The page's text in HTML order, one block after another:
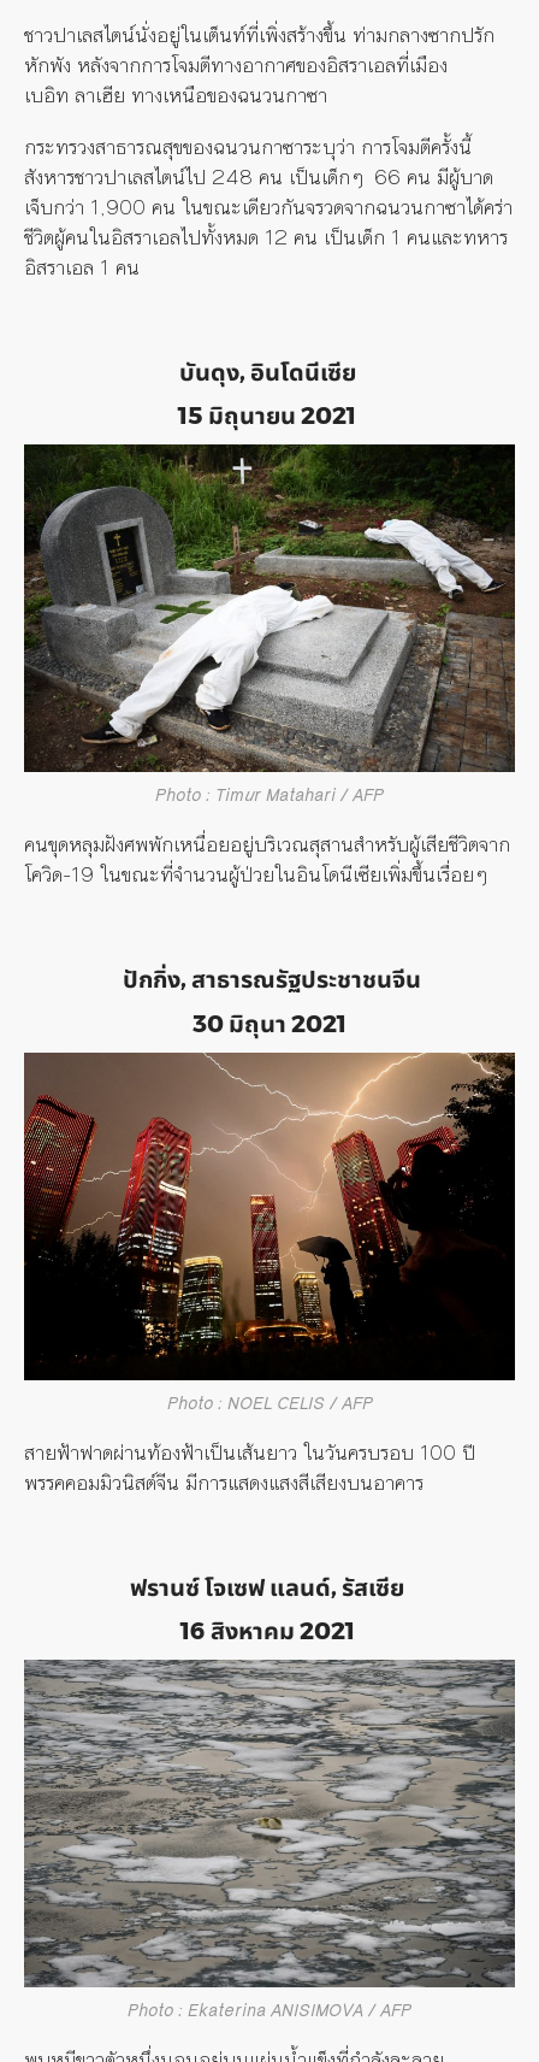
ชาวปาเลสไตน์นั่งอยู่ในเต็นท์ที่เพิ่งสร้างขึ้น ท่ามกลางซากปรัก
หักพัง หลังจากการโจมตีทางอากาศของอิสราเอลที่เมือง
เบอิท ลาเฮีย ทางเหนือของฉนวนกาซา
กระทรวงสาธารณสุขของฉนวนกาซาระบุว่า การโจมตีครั้งนี้
สังหารชาวปาเลสไตน์ไป 248 คน เป็นเด็กๆ 66 คน มีผู้บาด
เจ็บกว่า 1,900 คน ในขณะเดียวกันจรวดจากฉนวนกาซาได้คร่า
ชีวิตผู้คนในอิสราเอลไปทั้งหมด 12 คน เป็นเด็ก 1 คนและทหาร
อิสราเอล 1 คน
บันดุง, อินโดนีเซีย
15 มิถุนายน 2021
Photo : Timur Matahari / AFP
คนขุดหลุมฝังศพพักเหนื่อยอยู่บริเวณสุสานสำหรับผู้เสียชีวิตจาก
โควิด-19 ในขณะที่จำนวนผู้ป่วยในอินโดนีเซียเพิ่มขึ้นเรื่อยๆ
ปักกิ่ง, สาธารณรัฐประชาชนจีน
30 มิถุนา 2021
Photo : NOEL CELIS / AFP
สายฟ้าฟาดผ่านท้องฟ้าเป็นเส้นยาว ในวันครบรอบ 100 ปี
พรรคคอมมิวนิสต์จีน มีการแสดงแสงสีเสียงบนอาคาร
ฟรานซ์ โจเซฟ แลนด์, รัสเซีย
16 สิงหาคม 2021
Photo : Ekaterina ANISIMOVA / AFP